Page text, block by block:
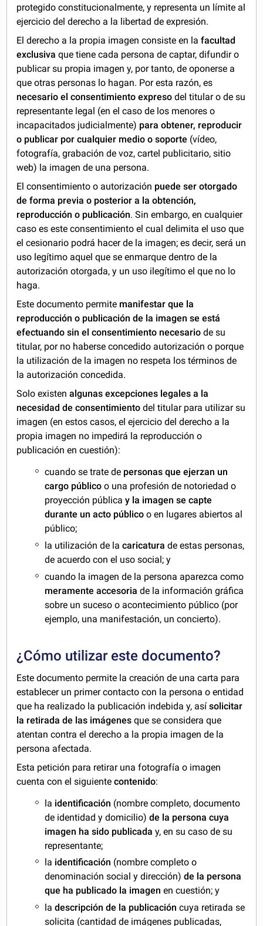
protegido constitucionalmente, y representa un límite al
ejercicio del derecho a la libertad de expresión.
El derecho a la propia imagen consiste en lafacultad
exclusiva que tiene cada persona de captar, difundir o
publicar su propia imagen y, por tanto, de oponerse a
que otras personas lo hagan. Por esta razón, es
necesario el consentimiento expreso del titular o de su
representante legal (en el caso de los menores o
incapacitados judicialmente) para obtener, reproducir
o publicar por cualquier medio o soporte (vídeo,
fotografía, grabación de voz, cartel publicitario, sitio
web) la imagen de una persona.
El consentimiento o autorización puede ser otorgado
de forma previa o posterior a la obtención,
reproducción o publicación. Sin embargo, en cualquier
caso es este consentimiento el cual delimita el uso que
el cesionario podrá hacer de la imagen; es decir, será un
uso legítimo aquel que se enmarque dentro de la
autorización otorgada, y un uso ilegítimo el que no lo
haga.
Este documento permite manifestar que la
reproducción o publicación de la imagen se está
efectuando sin el consentimiento necesariode su
titular, por no haberse concedido autorización o porque
la utilización de la imagen no respeta los términos de
la autorización concedida.
Solo existenalgunas excepciones legales a la
necesidad de consentimiento del titular para utilizar su
imagen (en estos casos, el ejercicio del derecho a la
propia imagen no impedirá la reproducción o
publicación en cuestión):
cuando se trate de personas que ejerzan un
cargo público o una profesión de notoriedad o
proyección públicay la imagen se capte
durante un acto público o en lugares abiertos al
público;
la utilización de lacaricatura de estas personas,
de acuerdo con el uso social; y
cuando la imagen de la persona aparezca como
meramente accesoria de la información gráfica
sobre un suceso o acontecimiento público (por
ejemplo, una manifestación, un concierto).
¿Cómo utilizar este documento?
Este documento permite la creación de una carta para
establecer un primer contacto con la persona o entidad
que ha realizado la publicación indebida y, asísolicitar
la retirada de las imágenes que se considera que
atentan contra el derecho a la propia imagen de la
persona afectada.
Esta petición para retirar una fotografía o imagen
cuenta con el siguientecontenido:
la identificación (nombre completo, documento
de identidad y domicilio)de la persona cuya
imagen ha sido publicada y, en su caso de su
representante;
la identificación (nombre completo o
denominación social y dirección)de la persona
que ha publicado la imagen en cuestión; y
la descripción de la publicación cuya retirada se
solicita (cantidad de imágenes publicadas,